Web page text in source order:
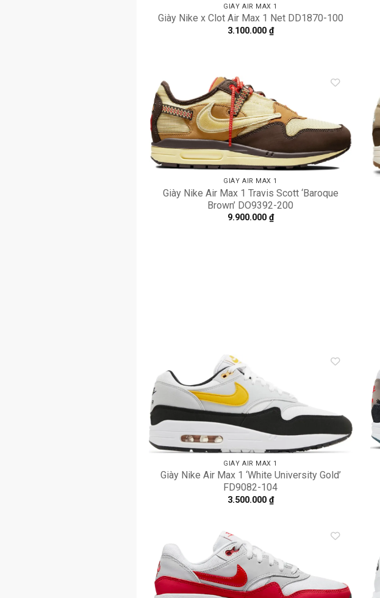
GIÀY AIR MAX 1
Giày Nike x Clot Air Max 1 Net DD1870-100
3.100.000 ₫
wishlist
GIÀY AIR MAX 1
Giày Nike Air Max 1 Travis Scott ‘Baroque
Brown’ DO9392-200
9.900.000 ₫
GIÀY AIR MAX 1
Giày Nike Air Max 1 ‘White University Gold’
FD9082-104
3.500.000 ₫